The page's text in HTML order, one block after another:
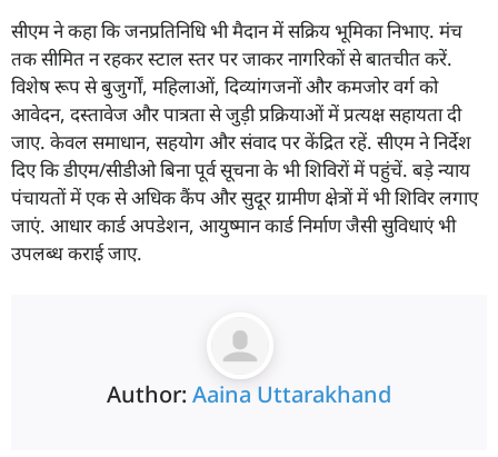
सीएम ने कहा कि जनप्रतिनिधि भी मैदान में सक्रिय भूमिका निभाए. मंच
तक सीमित न रहकर स्टाल स्तर पर जाकर नागरिकों से बातचीत करें.
विशेष रूप से बुजुर्गों, महिलाओं, दिव्यांगजनों और कमजोर वर्ग को
आवेदन, दस्तावेज और पात्रता से जुड़ी प्रक्रियाओं में प्रत्यक्ष सहायता दी
जाए. केवल समाधान, सहयोग और संवाद पर केंद्रित रहें. सीएम ने निर्देश
दिए कि डीएम/सीडीओ बिना पूर्व सूचना के भी शिविरों में पहुंचें. बड़े न्याय
पंचायतों में एक से अधिक कैंप और सुदूर ग्रामीण क्षेत्रों में भी शिविर लगाए
जाएं. आधार कार्ड अपडेशन, आयुष्मान कार्ड निर्माण जैसी सुविधाएं भी
उपलब्ध कराई जाए.
Author: Aaina Uttarakhand